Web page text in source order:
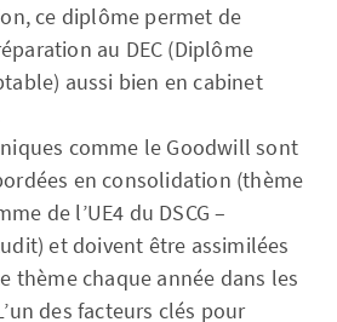
ce diplôme permet de
au DEC (Diplôme
aussi bien en cabinet
comme le Goodwill sont
en consolidation (thème
de l’UE4 du DSCG –
et doivent être assimilées
thème chaque année dans les
des facteurs clés pour